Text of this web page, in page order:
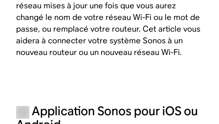
réseau mises à jour une fois que vous aurez
changé le nom de votre réseau Wi-Fi ou le mot de
passe, ou remplacé votre routeur. Cet article vous
aidera à connecter votre système Sonos à un
nouveau routeur ou un nouveau réseau Wi-Fi.
Application Sonos pour iOS ou